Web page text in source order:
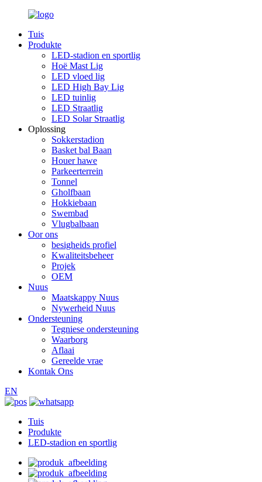
Tuis
Produkte
LED-stadion en sportlig
Hoë Mast Lig
LED vloed lig
LED High Bay Lig
LED tuinlig
LED Straatlig
LED Solar Straatlig
Oplossing
Sokkerstadion
Basket bal Baan
Houer hawe
Parkeerterrein
Tonnel
Gholfbaan
Hokkiebaan
Swembad
Vlugbalbaan
Oor ons
besigheids profiel
Kwaliteitsbeheer
Projek
OEM
Nuus
Maatskappy Nuus
Nywerheid Nuus
Ondersteuning
Tegniese ondersteuning
Waarborg
Aflaai
Gereelde vrae
Kontak Ons
EN
Tuis
Produkte
LED-stadion en sportlig